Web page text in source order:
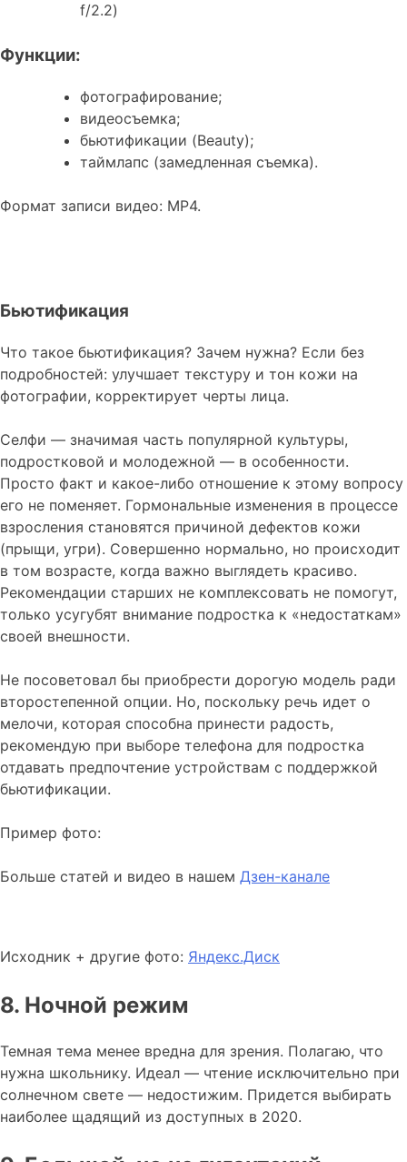
f/2.2)
Функции:
фотографирование;
видеосъемка;
бьютификации (Beauty);
таймлапс (замедленная съемка).
Формат записи видео: MP4.
Бьютификация
Что такое бьютификация? Зачем нужна? Если без
подробностей: улучшает текстуру и тон кожи на
фотографии, корректирует черты лица.
Селфи — значимая часть популярной культуры,
подростковой и молодежной — в особенности.
Просто факт и какое-либо отношение к этому вопросу
его не поменяет. Гормональные изменения в процессе
взросления становятся причиной дефектов кожи
(прыщи, угри). Совершенно нормально, но происходит
в том возрасте, когда важно выглядеть красиво.
Рекомендации старших не комплексовать не помогут,
только усугубят внимание подростка к «недостаткам»
своей внешности.
Не посоветовал бы приобрести дорогую модель ради
второстепенной опции. Но, поскольку речь идет о
мелочи, которая способна принести радость,
рекомендую при выборе телефона для подростка
отдавать предпочтение устройствам с поддержкой
бьютификации.
Пример фото:
Больше статей и видео в нашем Дзен-канале
Исходник + другие фото: Яндекс.Диск
8. Ночной режим
Темная тема менее вредна для зрения. Полагаю, что
нужна школьнику. Идеал — чтение исключительно при
солнечном свете — недостижим. Придется выбирать
наиболее щадящий из доступных в 2020.